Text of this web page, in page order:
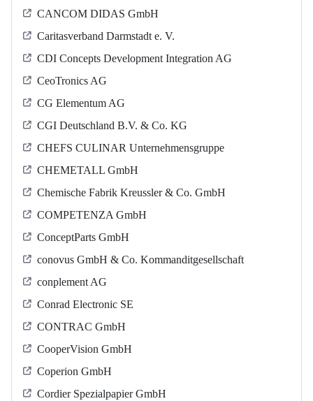
CANCOM DIDAS GmbH
Caritasverband Darmstadt e. V.
CDI Concepts Development Integration AG
CeoTronics AG
CG Elementum AG
CGI Deutschland B.V. & Co. KG
CHEFS CULINAR Unternehmensgruppe
CHEMETALL GmbH
Chemische Fabrik Kreussler & Co. GmbH
COMPETENZA GmbH
ConceptParts GmbH
conovus GmbH & Co. Kommanditgesellschaft
conplement AG
Conrad Electronic SE
CONTRAC GmbH
CooperVision GmbH
Coperion GmbH
Cordier Spezialpapier GmbH